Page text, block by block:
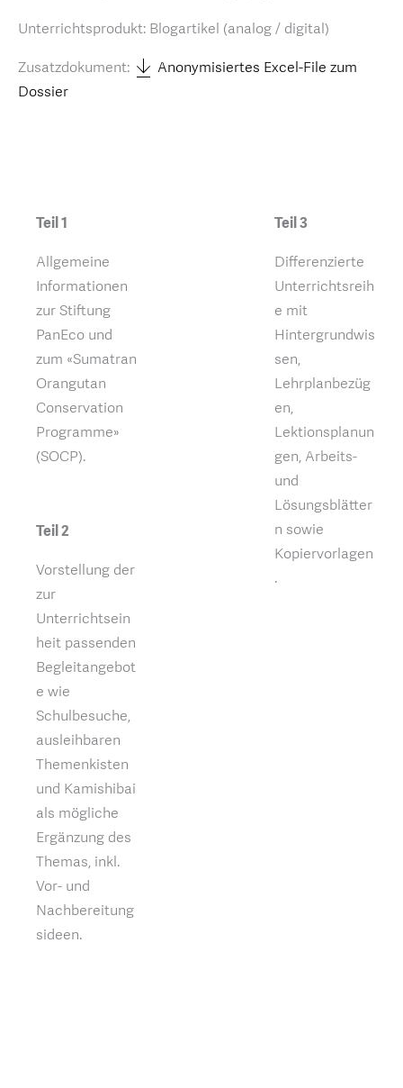
Unterrichtsprodukt: Blogartikel (analog / digital)
Zusatzdokument:
Anonymisiertes Excel-File zum
Dossier
Teil 1
Allgemeine
Informationen
zur Stiftung
PanEco und
zum «Sumatran
Orangutan
Conservation
Programme»
(SOCP).
Teil 2
Vorstellung der
zur
Unterrichtsein
heit passenden
Begleitangebot
e wie
Schulbesuche,
ausleihbaren
Themenkisten
und Kamishibai
als mögliche
Ergänzung des
Themas, inkl.
Vor- und
Nachbereitung
sideen.
Teil 3
Differenzierte
Unterrichtsreih
e mit
Hintergrundwis
sen,
Lehrplanbezüg
en,
Lektionsplanun
gen, Arbeits-
und
Lösungsblätter
n sowie
Kopiervorlagen
.